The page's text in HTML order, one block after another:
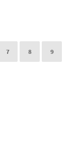
7 8 9